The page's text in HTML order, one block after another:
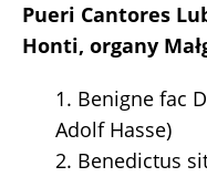
Pueri Cantores
Honti, organy
1. Benigne fac
Adolf Hasse)
2. Benedictus